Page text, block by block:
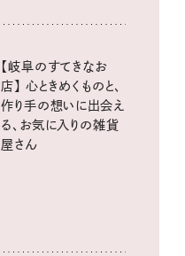
【岐阜のすてきなお
店】 心ときめくものと、
作り手の想いに出会え
る、お気に入りの雑貨
屋さん